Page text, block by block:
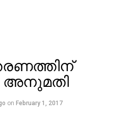
അനുമതി
on February 1, 2017